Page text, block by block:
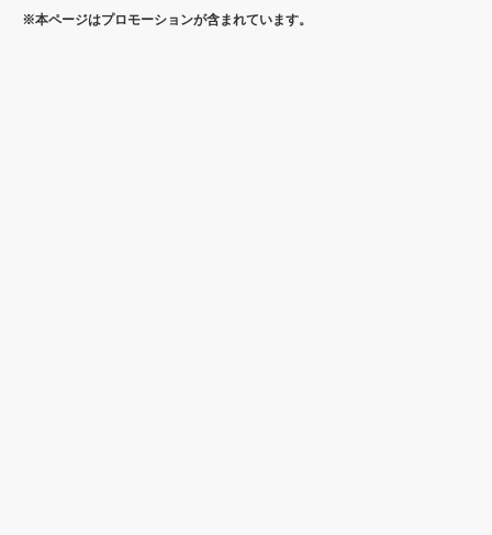
※本ページはプロモーションが含まれています。